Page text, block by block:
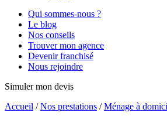
Qui sommes-nous ?
Le blog
Nos conseils
Trouver mon agence
Devenir franchisé
Nous rejoindre
Simuler mon devis
Accueil /Nos prestations /Ménage à